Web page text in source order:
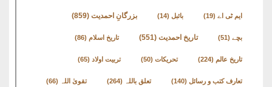
ایم ٹی اے (19) بائبل (14) بزرگانِ احمدیت (859)
بچے (51) تاریخ احمدیت (551) تاریخ اسلام (86)
تاریخ عالم (224) تحریکات (50) تربیت اولاد (65)
تعارف کتب و رسائل (140) تعلق باللہ (264) تقویٰ اللہ (66)